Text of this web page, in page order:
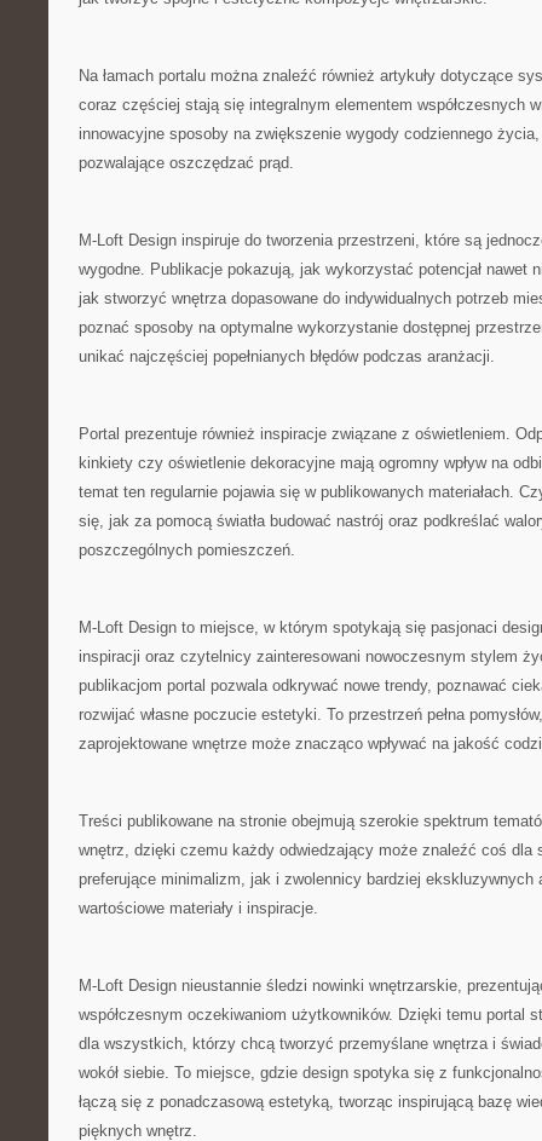
Na łamach portalu można znaleźć również artykuły dotyczące
coraz częściej stają się integralnym elementem współczesnych
innowacyjne sposoby na zwiększenie wygody codziennego
pozwalające oszczędzać prąd.
M-Loft Design inspiruje do tworzenia przestrzeni, które są
wygodne. Publikacje pokazują, jak wykorzystać potencjał nawet
jak stworzyć wnętrza dopasowane do indywidualnych potrzeb
poznać sposoby na optymalne wykorzystanie dostępnej
unikać najczęściej popełnianych błędów podczas aranżacji.
Portal prezentuje również inspiracje związane z oświetleniem.
kinkiety czy oświetlenie dekoracyjne mają ogromny wpływ na
temat ten regularnie pojawia się w publikowanych materiałach.
się, jak za pomocą światła budować nastrój oraz podkreślać
poszczególnych pomieszczeń.
M-Loft Design to miejsce, w którym spotykają się pasjonaci
inspiracji oraz czytelnicy zainteresowani nowoczesnym stylem
publikacjom portal pozwala odkrywać nowe trendy, poznawać
rozwijać własne poczucie estetyki. To przestrzeń pełna
zaprojektowane wnętrze może znacząco wpływać na jakość
Treści publikowane na stronie obejmują szerokie spektrum
wnętrz, dzięki czemu każdy odwiedzający może znaleźć coś dla
preferujące minimalizm, jak i zwolennicy bardziej ekskluzywnych
wartościowe materiały i inspiracje.
M-Loft Design nieustannie śledzi nowinki wnętrzarskie,
współczesnym oczekiwaniom użytkowników. Dzięki temu portal
dla wszystkich, którzy chcą tworzyć przemyślane wnętrza i
wokół siebie. To miejsce, gdzie design spotyka się z
łączą się z ponadczasową estetyką, tworząc inspirującą bazę
pięknych wnętrz.